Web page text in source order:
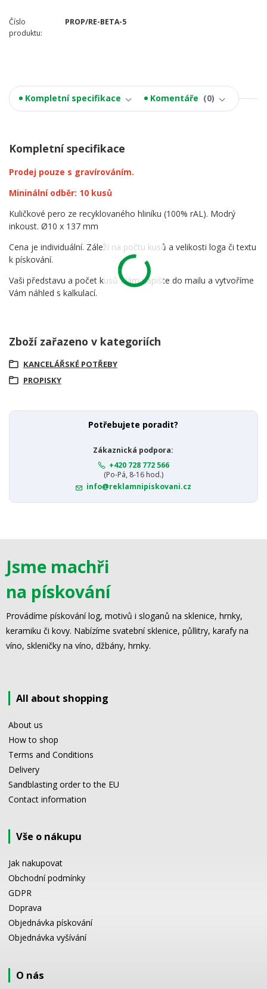
Číslo
produktu:
PROP/RE-BETA-5
Kompletní specifikace Komentáře 0
Kompletní specifikace
Prodej pouze s gravírováním.
Mininální odběr: 10 kusů
Kuličkové pero ze recyklovaného hliníku (100% rAL). Modrý
inkoust. Ø10 x 137 mm
Cena je individuální. Záleží na počtu kusů a velikosti loga či textu
k pískování.
Vaši představu a počet kusů Nám napište do mailu a vytvoříme
Vám náhled s kalkulací.
Zboží zařazeno v kategoriích
KANCELÁŘSKÉ POTŘEBY
PROPISKY
Potřebujete poradit?
Zákaznická podpora:
+420 728 772 566
(Po-Pá, 8-16 hod.)
info@reklamnipiskovani.cz
Jsme machři
na pískování
Provádíme pískování log, motivů i sloganů na sklenice, hrnky,
keramiku či kovy. Nabízíme svatební sklenice, půllitry, karafy na
víno, skleničky na víno, džbány, hrnky.
All about shopping
About us
How to shop
Terms and Conditions
Delivery
Sandblasting order to the EU
Contact information
Vše o nákupu
Jak nakupovat
Obchodní podmínky
GDPR
Doprava
Objednávka pískování
Objednávka vyšívání
O nás